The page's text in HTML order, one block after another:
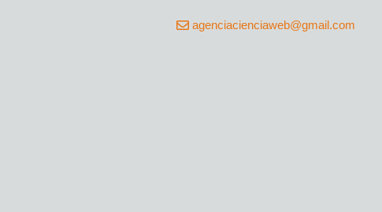
agenciacienciaweb@gmail.com